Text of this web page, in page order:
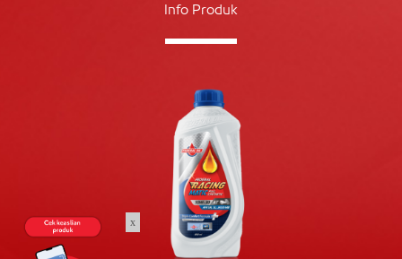
Info Produk
x